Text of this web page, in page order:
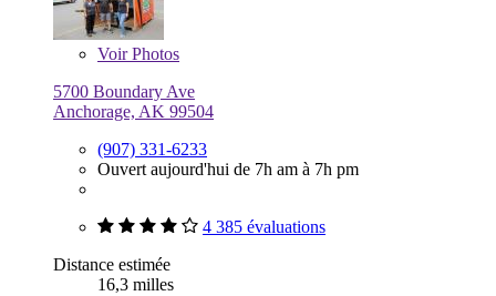
VoirPhotos
5700 Boundary Ave
Anchorage, AK 99504
(907) 331-6233
Ouvert aujourd'hui de 7h am à 7h pm
4 385 évaluations
Distance estimée
16,3 milles